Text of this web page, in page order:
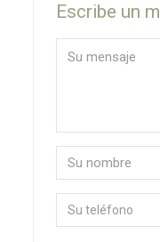
Escribe un